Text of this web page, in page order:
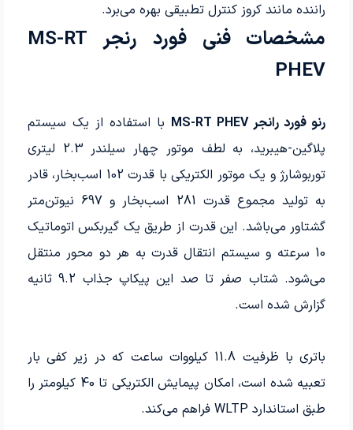
راننده مانند کروز کنترل تطبیقی بهره می‌برد.
مشخصات فنی فورد رنجر MS-RT
PHEV
رنو فورد رانجر MS-RT PHEV
با استفاده از یک سیستم
پلاگین-هیبرید، به لطف موتور چهار سیلندر 2.3 لیتری
توربوشارژ و یک موتور الکتریکی با قدرت 102 اسب‌بخار، قادر
به تولید مجموع قدرت 281 اسب‌بخار و 697 نیوتن‌متر
گشتاور می‌باشد. این قدرت از طریق یک گیربکس اتوماتیک
10 سرعته و سیستم انتقال قدرت به هر دو محور منتقل
می‌شود. شتاب صفر تا صد این پیکاپ جذاب 9.2 ثانیه
گزارش شده است.
باتری با ظرفیت 11.8 کیلووات ساعت که در زیر کفی بار
تعبیه شده است، امکان پیمایش الکتریکی تا 40 کیلومتر را
طبق استاندارد WLTP فراهم می‌کند.